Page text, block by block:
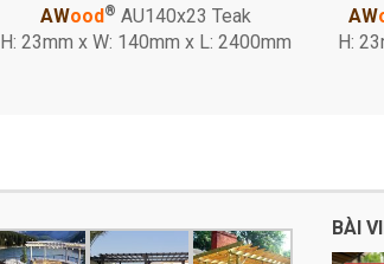
AWood® AU140x23 Teak
H: 23mm x W: 140mm x L: 2400mm
AW
H:
BÀI